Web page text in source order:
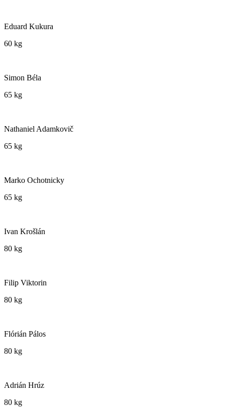
Eduard Kukura
60 kg
Simon Béla
65 kg
Nathaniel Adamkovič
65 kg
Marko Ochotnicky
65 kg
Ivan Krošlán
80 kg
Filip Viktorin
80 kg
Flórián Pálos
80 kg
Adrián Hrúz
80 kg